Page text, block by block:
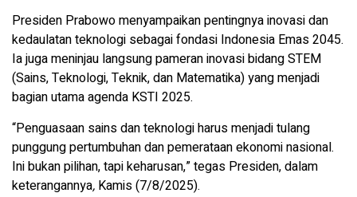
Presiden Prabowo menyampaikan pentingnya inovasi dan
kedaulatan teknologi sebagai fondasi Indonesia Emas 2045.
Ia juga meninjau langsung pameran inovasi bidang STEM
(Sains, Teknologi, Teknik, dan Matematika) yang menjadi
bagian utama agenda KSTI 2025.
“Penguasaan sains dan teknologi harus menjadi tulang
punggung pertumbuhan dan pemerataan ekonomi nasional.
Ini bukan pilihan, tapi keharusan,” tegas Presiden, dalam
keterangannya, Kamis (7/8/2025).